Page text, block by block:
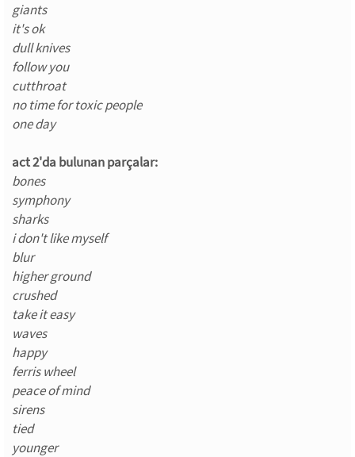
giants
it's ok
dull knives
follow you
cutthroat
no time for toxic people
one day
act 2'da bulunan parçalar:
bones
symphony
sharks
i don't like myself
blur
higher ground
crushed
take it easy
waves
happy
ferris wheel
peace of mind
sirens
tied
younger